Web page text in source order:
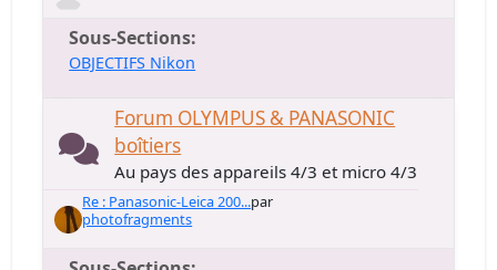
Sous-Sections
OBJECTIFS Nikon
Forum OLYMPUS & PANASONIC
boîtiers
Au pays des appareils 4/3 et micro 4/3
Re : Panasonic-Leica 200...par
photofragments